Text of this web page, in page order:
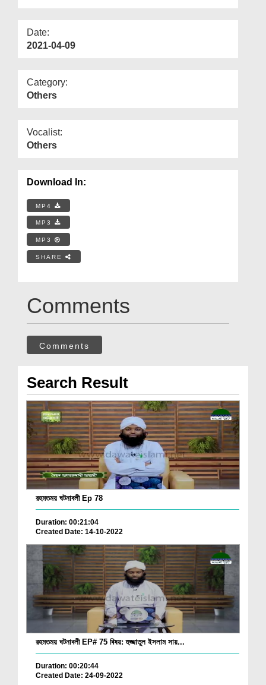
Date:
2021-04-09
Category:
Others
Vocalist:
Others
Download In:
MP4
MP3
MP3
SHARE
Comments
Comments
Search Result
রহমতময় ঘটনাবলী Ep 78
Duration: 00:21:04
Created Date: 14-10-2022
রহমতময় ঘটনাবলী EP# 75 বিষয়: হুজ্জাতুল ইসলাম সায়...
Duration: 00:20:44
Created Date: 24-09-2022